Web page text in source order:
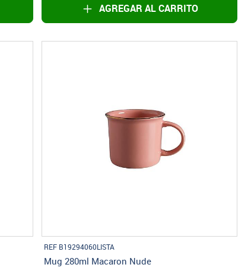
AGREGAR AL CARRITO
REF B19294060LISTA
Mug 280ml Macaron Nude